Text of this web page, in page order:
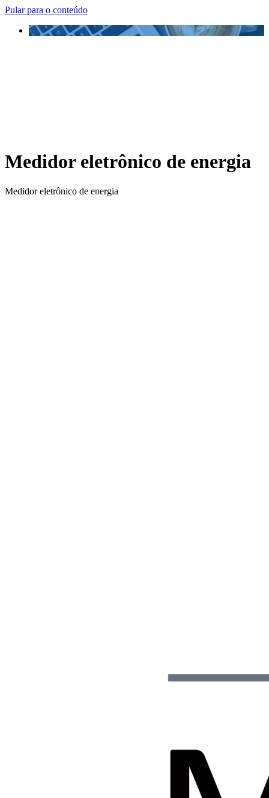
Pular para o conteúdo
Medidor eletrônico de energia
Medidor eletrônico de energia